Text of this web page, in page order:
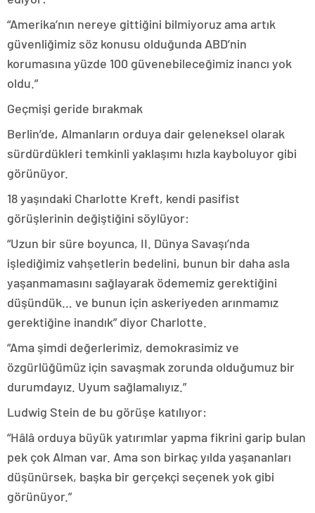
“Amerika’nın nereye gittiğini bilmiyoruz ama artık
güvenliğimiz söz konusu olduğunda ABD’nin
korumasına yüzde 100 güvenebileceğimiz inancı yok
oldu.”
Geçmişi geride bırakmak
Berlin’de, Almanların orduya dair geleneksel olarak
sürdürdükleri temkinli yaklaşımı hızla kayboluyor gibi
görünüyor.
18 yaşındaki Charlotte Kreft, kendi pasifist
görüşlerinin değiştiğini söylüyor:
“Uzun bir süre boyunca, II. Dünya Savaşı’nda
işlediğimiz vahşetlerin bedelini, bunun bir daha asla
yaşanmamasını sağlayarak ödememiz gerektiğini
düşündük… ve bunun için askeriyeden arınmamız
gerektiğine inandık” diyor Charlotte.
“Ama şimdi değerlerimiz, demokrasimiz ve
özgürlüğümüz için savaşmak zorunda olduğumuz bir
durumdayız. Uyum sağlamalıyız.”
Ludwig Stein de bu görüşe katılıyor:
“Hâlâ orduya büyük yatırımlar yapma fikrini garip bulan
pek çok Alman var. Ama son birkaç yılda yaşananları
düşünürsek, başka bir gerçekçi seçenek yok gibi
görünüyor.”